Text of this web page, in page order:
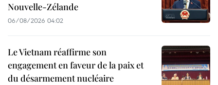
Nouvelle-Zélande
06/08/2026 04:02
Le Vietnam réaffirme son
engagement en faveur de la paix et
du désarmement nucléaire